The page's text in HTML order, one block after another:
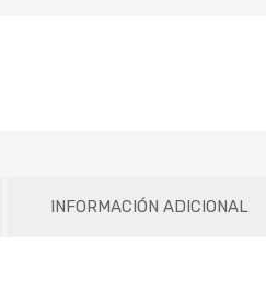
INFORMACIÓN ADICIONAL